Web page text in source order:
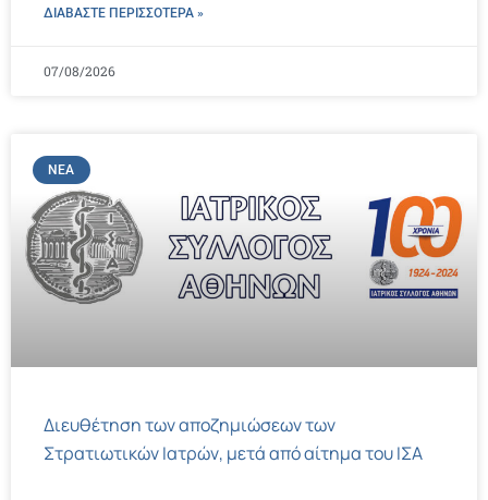
ΔΙΑΒΑΣΤΕ ΠΕΡΙΣΣΌΤΕΡΑ »
07/08/2026
ΝΈΑ
Διευθέτηση των αποζημιώσεων των
Στρατιωτικών Ιατρών, μετά από αίτημα του ΙΣΑ